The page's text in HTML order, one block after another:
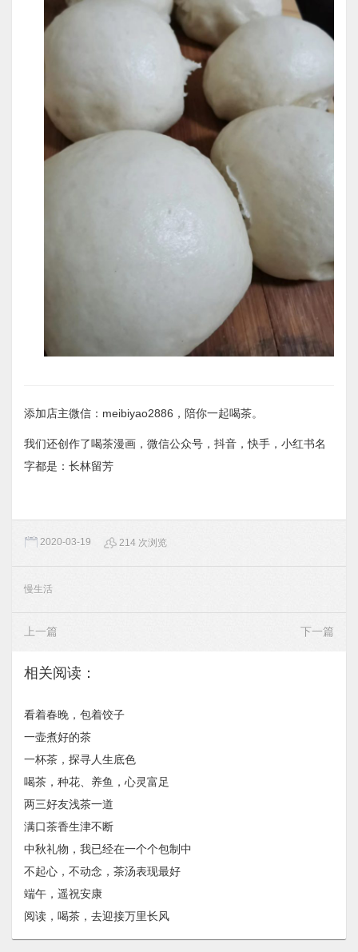
添加店主微信：meibiyao2886，陪你一起喝茶。
我们还创作了喝茶漫画，微信公众号，抖音，快手，小红书名
字都是：长林留芳
2020-03-19 214 次浏览
慢生活
上一篇 下一篇
相关阅读：
看着春晚，包着饺子
一壶煮好的茶
一杯茶，探寻人生底色
喝茶，种花、养鱼，心灵富足
两三好友浅茶一道
满口茶香生津不断
中秋礼物，我已经在一个个包制中
不起心，不动念，茶汤表现最好
端午，遥祝安康
阅读，喝茶，去迎接万里长风